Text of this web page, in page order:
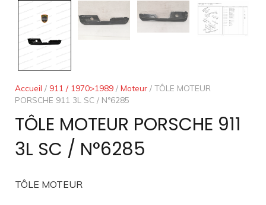
Accueil / 911 / 1970>1989 / Moteur / TÔLE MOTEUR
PORSCHE 911 3L SC / N°6285
TÔLE MOTEUR PORSCHE 911
3L SC / N°6285
TÔLE MOTEUR